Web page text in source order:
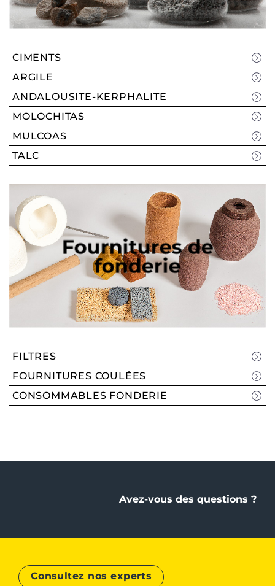
CIMENTS
ARGILE
ANDALOUSITE-KERPHALITE
MOLOCHITAS
MULCOAS
TALC
Fournitures de
fonderie
FILTRES
FOURNITURES COULÉES
CONSOMMABLES FONDERIE
Avez-vous des questions ?
Consultez nos experts